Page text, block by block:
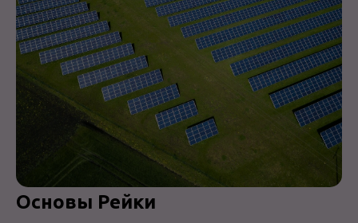
Основы Рейки